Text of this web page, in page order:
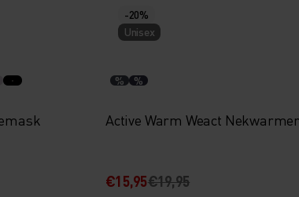
-20%
Unisex
% %
Active Warm Weact Nekwarmer
€15,95€19,95